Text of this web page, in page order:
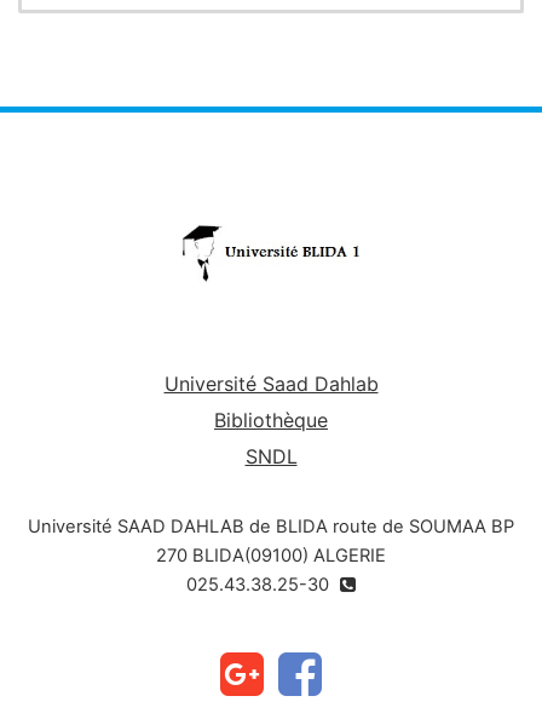
Université Saad Dahlab
Bibliothèque
SNDL
Université SAAD DAHLAB de BLIDA route de SOUMAA BP
270 BLIDA(09100) ALGERIE